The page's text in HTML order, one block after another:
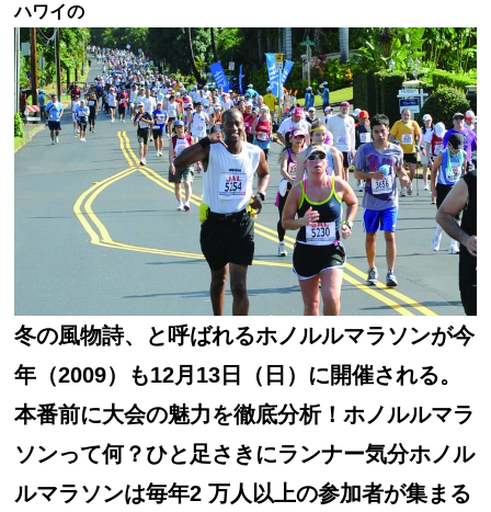
ハワイの
冬の風物詩、と呼ばれるホノルルマラソンが今
年（2009）も12月13日（日）に開催される。
本番前に大会の魅力を徹底分析！ホノルルマラ
ソンって何？ひと足さきにランナー気分ホノル
ルマラソンは毎年2 万人以上の参加者が集まる